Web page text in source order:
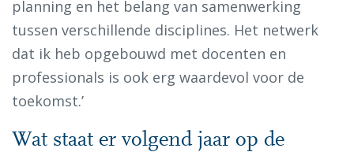
planning en het belang van samenwerking
tussen verschillende disciplines. Het netwerk
dat ik heb opgebouwd met docenten en
professionals is ook erg waardevol voor de
toekomst.’
Wat staat er volgend jaar op de